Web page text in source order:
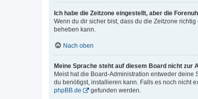
Ich habe die Zeitzone eingestellt, aber die
Wenn du dir sicher bist, dass du die Zeitzone
beheben kann.
Nach oben
Meine Sprache steht auf diesem Board nicht zur
Meist hat die Board-Administration entweder deine
du benötigst, installieren kann. Falls es noch nicht
phpBB.de
gefunden werden.